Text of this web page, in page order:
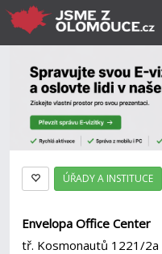
ÚŘADY A INSTITUCE
Envelopa Office Center
tř. Kosmonautů 1221/